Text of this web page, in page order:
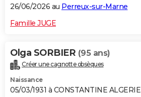
26/06/2026 au Perreux-sur-Marne
Famille JUGE
Olga SORBIER (95 ans)
Créer une cagnotte obsèques
Naissance
05/03/1931 à CONSTANTINE ALGERIE